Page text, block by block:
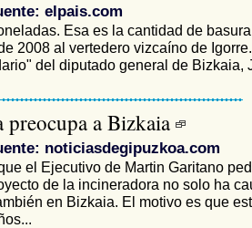
elpais.com
Esa es la cantidad de
2008 al vertedero vizcaíno de
del diputado general de Bizkaia,
preocupa a Bizkaia
noticiasdegipuzkoa.com
el Ejecutivo de Martin Garitano
de la incineradora no solo ha
en Bizkaia. El motivo es que